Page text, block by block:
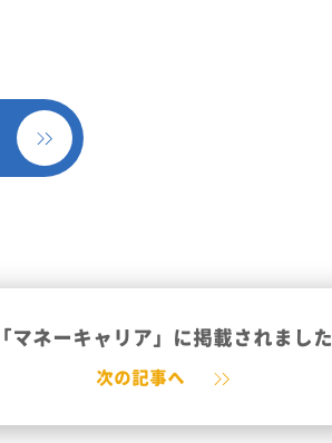
「マネーキャリア」に掲載されました
次の記事へ